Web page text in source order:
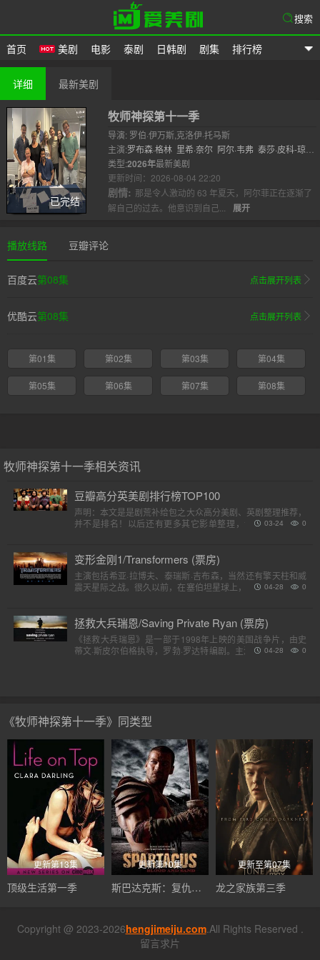
首页 美剧 电影 泰剧 日韩剧 剧集 排行榜
搜索
详细 最新美剧
已完结
牧师神探第十一季
导演: 罗伯·伊万斯,克洛伊·托马斯
主演:罗布森·格林 里希·奈尔 阿尔·韦弗 泰莎·皮科-琼
斯 凯西·艾因斯沃斯 奥利弗·迪姆斯戴尔
尔 布莱德利..
类型:2026年最新美剧
更新时间：2026-08-04 22:20
剧情: 那是令人激动的 63 年夏天，阿尔菲正在逐渐了
解自己的过去。他意识到自己...
展开
播放线路 豆瓣评论
百度云第08集 点击展开列表
优酷云第08集 点击展开列表
第01集 第02集 第03集 第04集
第05集 第06集 第07集 第08集
牧师神探第十一季相关资讯
豆瓣高分英美剧排行榜TOP100
声明：本文是是剧荒补给包之大众高分美剧、英剧整理推荐，
并不是排名！以后还有更多其它影单整理，请各位收藏好。
0
03-24
变形金刚1/Transformers (票房)
主演包括希亚·拉博夫、泰瑞斯·吉布森，当然还有擎天柱和威
震天星际之战。很久以前，在塞伯坦星球上，一个巨大的，强
0
04-28
拯救大兵瑞恩/Saving Private Ryan (票房)
《拯救大兵瑞恩》是一部于1998年上映的美国战争片，由史
蒂文·斯皮尔伯格执导，罗勃·罗达特编剧。主演包括汤姆·汉克
0
04-28
《牧师神探第十一季》同类型
更新第13集
顶级生活第一季
更新第10集
斯巴达克斯：复仇第二季
更新至第07集
龙之家族第三季
Copyright @ 2023-2026hengjimeiju.com.All Rights Reserved .
留言求片